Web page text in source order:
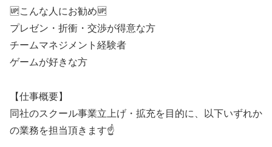
🆙こんな人にお勧め🆙
プレゼン・折衝・交渉が得意な方
チームマネジメント経験者
ゲームが好きな方
【仕事概要】
同社のスクール事業立上げ・拡充を目的に、以下いずれか
の業務を担当頂きます☝️